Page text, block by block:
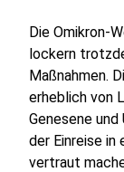
Die Omikron-
lockern
Maßnahmen.
erheblich von
Genesene
der Einreise in
vertraut